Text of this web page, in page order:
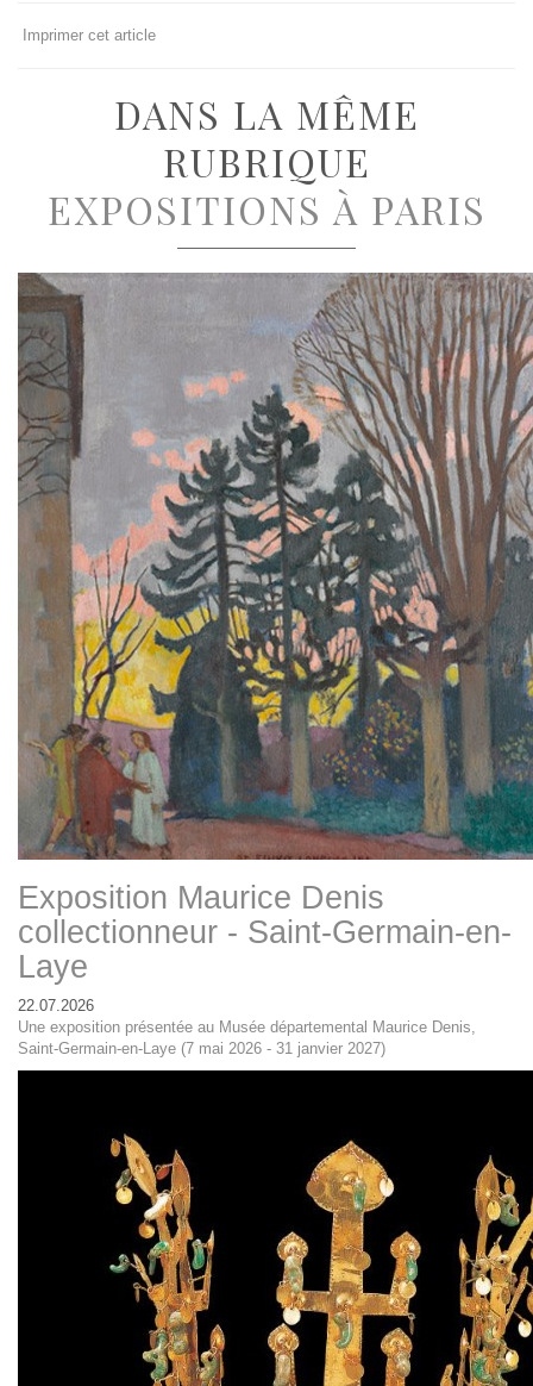
Imprimer cet article
DANS LA MÊME
RUBRIQUE
EXPOSITIONS À PARIS
Exposition Maurice Denis
collectionneur - Saint-Germain-en-
Laye
22.07.2026
Une exposition présentée au Musée départemental Maurice Denis,
Saint-Germain-en-Laye (7 mai 2026 - 31 janvier 2027)